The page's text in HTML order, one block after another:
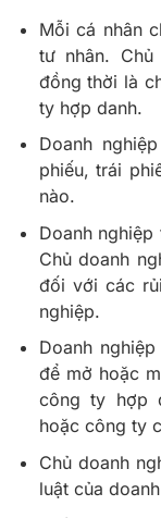
Mỗi cá nhân
tư nhân.
đồng thời là
ty hợp danh.
Doanh
phiếu, trái
nào.
Doanh
Chủ doanh
đối với các
nghiệp.
Doanh
để mở hoặc
công ty hợp
hoặc công ty
Chủ doanh
luật của